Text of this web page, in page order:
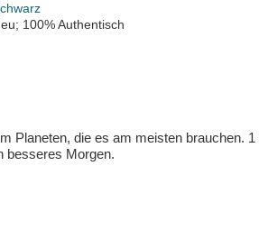
100% Authentisch
Planeten, die es am meisten brauchen.
besseres Morgen.